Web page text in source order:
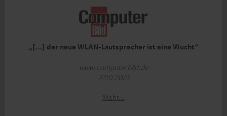
„[…] der neue WLAN-Lautsprecher ist eine Wucht“
www.computerbild.de
27.10.2023
Mehr...